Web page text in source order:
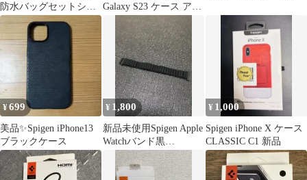
防水バッグセットシー
ブルー ビーチバッ
グ 20l
Galaxy S23 ケース アビ
¥699
美品✨Spigen iPhone13
ブラックケース
¥ 1,800
新品未使用Spigen Apple
Watchバンド黒
49/46/45/44mm
¥ 1,000
Spigen iPhone X ケース
CLASSIC C1 新品